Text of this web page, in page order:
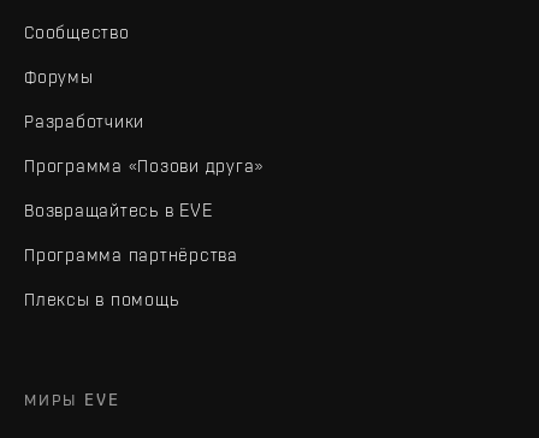
Сообщество
Форумы
Разработчики
Программа «Позови друга»
Возвращайтесь в EVE
Программа партнёрства
Плексы в помощь
МИРЫ EVE